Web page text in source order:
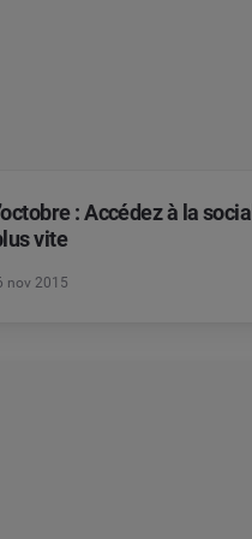
: Accédez à la social
vite
nov 2015